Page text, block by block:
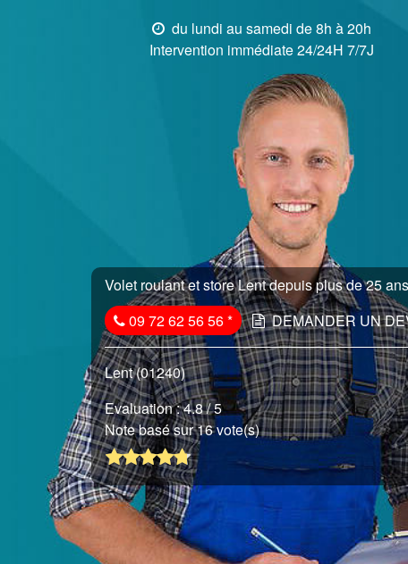
du lundi au samedi de 8h à 20h
Intervention immédiate 24/24H 7/7J
Volet roulant et store Lent depuis plus de 25
09 72 62 56 56* DEMANDER UN
Lent (01240)
Evaluation :4.8/ 5
Note basé sur 16 vote(s)